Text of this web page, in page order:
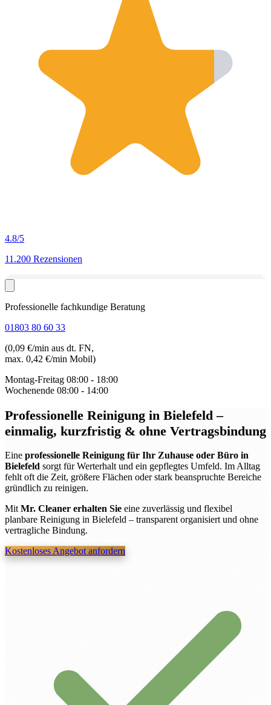
4.8/5
11.200 Rezensionen
Professionelle fachkundige Beratung
01803 80 60 33
(0,09 €/min aus dt. FN,
max. 0,42 €/min Mobil)
Montag-Freitag 08:00 - 18:00
Wochenende 08:00 - 14:00
Professionelle Reinigung in Bielefeld–
einmalig, kurzfristig & ohne Vertragsbindung
Eine professionelle Reinigung für Ihr Zuhause oder Büro in
Bielefeld sorgt für Werterhalt und ein gepflegtes Umfeld. Im Alltag
fehlt oft die Zeit, größere Flächen oder stark beanspruchte Bereiche
gründlich zu reinigen.
Mit Mr. Cleaner erhalten Sie eine zuverlässig und flexibel
planbare Reinigung in Bielefeld – transparent organisiert und ohne
vertragliche Bindung.
Kostenloses Angebot anfordern